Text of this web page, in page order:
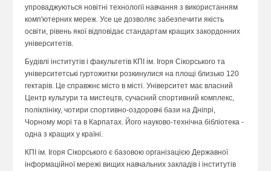
упроваджуються новітні технології навчання з використанням
комп'ютерних мереж. Усе це дозволяє забезпечити якість
освіти, рівень якої відповідає стандартам кращих закордонних
університетів.
Будівлі інститутів і факультетів КПІ ім. Ігоря Сікорського та
університетські гуртожитки розкинулися на площі близько 120
гектарів. Це справжнє місто в місті. Університет має власний
Центр культури та мистецтв, сучасний спортивний комплекс,
поліклініку, чотири спортивно-оздоровчі бази на Дніпрі,
Чорному морі та в Карпатах. Його науково-технічна бібліотека -
одна з кращих у країні.
КПІ ім. Ігоря Сікорського є базовою організацією Державної
інформаційної мережі вищих навчальних закладів і інститутів